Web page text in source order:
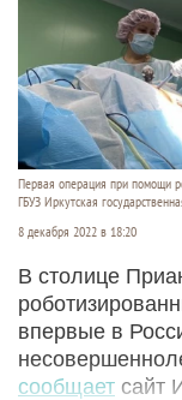
Первая операция при помощи
ГБУЗ Иркутская
8 декабря 2022 в 18:20
В столице
впервые в
сообщает сайт